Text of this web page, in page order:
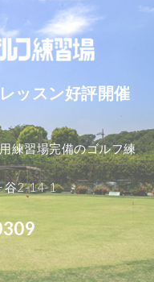
ッスン好評開催
練習場完備のゴルフ練
谷2-14-1